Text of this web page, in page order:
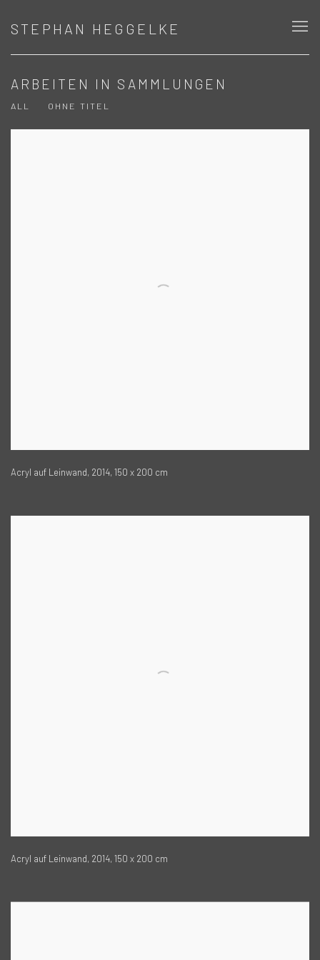
STEPHAN HEGGELKE
ARBEITEN IN SAMMLUNGEN
ALL OHNE TITEL
Acryl auf Leinwand, 2014, 150 x 200 cm
Acryl auf Leinwand, 2014, 150 x 200 cm